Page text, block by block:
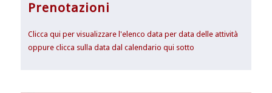
Prenotazioni
Clicca qui per visualizzare l'elenco data per data delle attività
oppure clicca sulla data dal calendario qui sotto